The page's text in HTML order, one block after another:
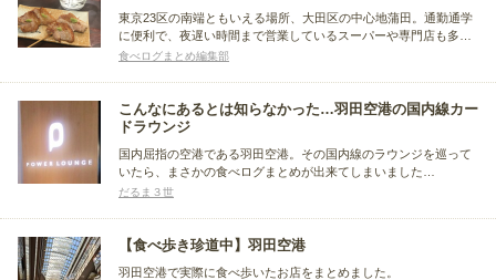
東京23区の南端ともいえる場所、大田区の中心地蒲田。通勤通学
に便利で、夜遅い時間まで営業しているスーパーや専門店も多く
あります。帰宅途中に気軽に立ち寄れる飲食店もたくさん。その
食べログまとめ編集部
こんなにあるとは知らなかった…羽田空港の国内線カー
ドラウンジ
国内屈指の空港である羽田空港。その国内線のラウンジを巡って
いたら、まさかの食べログまとめが出来てしまいました…
だるま３世
【食べ歩き珍道中】羽田空港
羽田空港で実際に食べ歩いたお店をまとめました。